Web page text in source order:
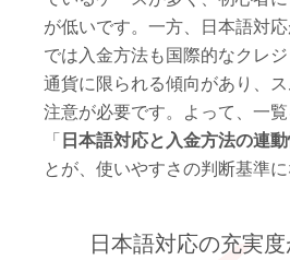
が低いです。一方、日本語対
では入金方法も国際的なクレ
通貨に限られる傾向があり、
注意が必要です。よって、一
「日本語対応と入金方法の連
とが、使いやすさの判断基準に
日本語対応の充実